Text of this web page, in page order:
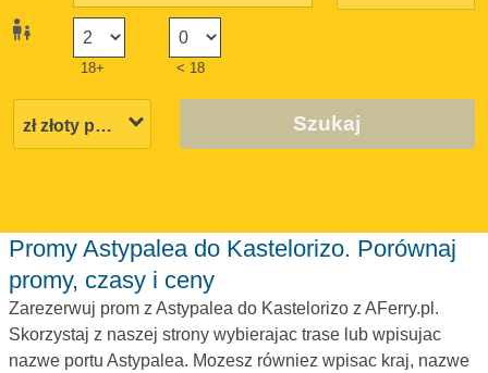
18+ < 18
Szukaj
Promy Astypalea do Kastelorizo. Porównaj
promy, czasy i ceny
Zarezerwuj prom z Astypalea do Kastelorizo z AFerry.pl.
Skorzystaj z naszej strony wybierajac trase lub wpisujac
nazwe portu Astypalea. Mozesz równiez wpisac kraj, nazwe